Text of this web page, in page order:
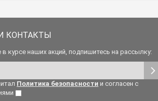
КОНТАКТЫ
в курсе наших акций, подпишитесь на рассылку:
Политика безопасности и согласен с